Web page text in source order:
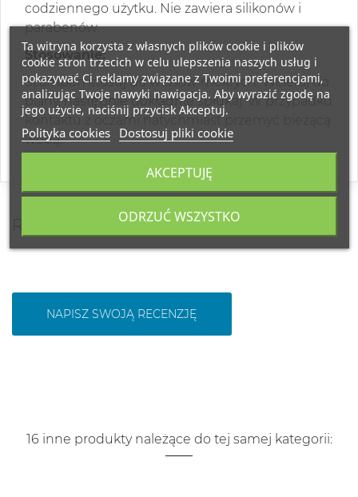
codziennego użytku. Nie zawiera silikonów i
parabenów.
Stosowanie:
Szampon stosuj do włosów mokrych. Wcieraj do
piany, następnie dokładnie spłukaj. W przypadku
kontaktu z oczami natychmiast przemyć bieżącą
wodą.
NAPISZ SWOJĄ RECENZJĘ
16 inne produkty należące do tej samej kategorii:
Ta witryna korzysta z własnych plików cookie i plików
cookie stron trzecich w celu ulepszenia naszych usług i
pokazywać Ci reklamy związane z Twoimi preferencjami,
analizując Twoje nawyki nawigacja. Aby wyrazić zgodę na
jego użycie, naciśnij przycisk Akceptuj.
Polityka cookies Dostosuj pliki cookie
ODRZUĆ WSZYSTKO
AKCEPTUJĘ